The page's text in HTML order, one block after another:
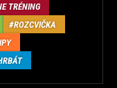
TRÉNING
ROZCVIČKA